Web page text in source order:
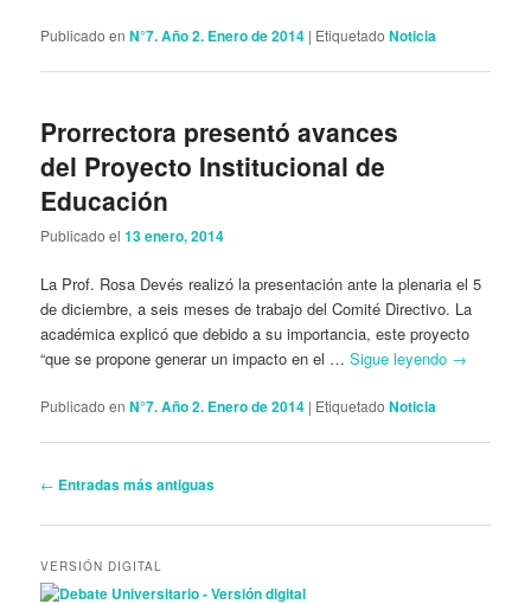
Publicado en N°7. Año 2. Enero de 2014 | Etiquetado Noticia
Prorrectora presentó avances
del Proyecto Institucional de
Educación
Publicado el13 enero, 2014
La Prof. Rosa Devés realizó la presentación ante la plenaria el 5
de diciembre, a seis meses de trabajo del Comité Directivo. La
académica explicó que debido a su importancia, este proyecto
“que se propone generar un impacto en el …Sigue leyendo →
Publicado en N°7. Año 2. Enero de 2014 | Etiquetado Noticia
Navegador de artículos
← Entradas más antiguas
VERSIÓN DIGITAL